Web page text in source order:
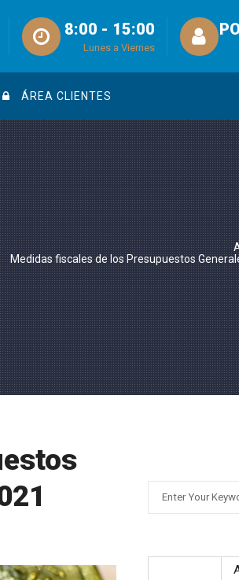
8:00 - 15:00
Lunes a Viernes
ÁREA CLIENTES
Medidas fiscales de los Presupuestos